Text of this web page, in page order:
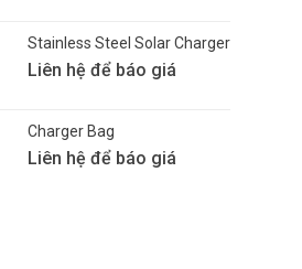
Stainless Steel Solar Charger
Liên hệ để báo giá
Charger Bag
Liên hệ để báo giá